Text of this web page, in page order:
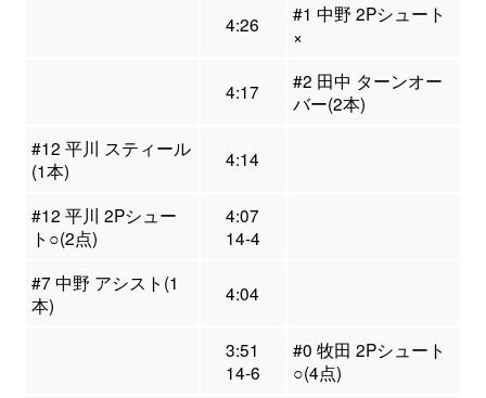
4:26
#1 中野 2Pシュート
×
4:17
#2 田中 ターンオー
バー(2本)
#12 平川 スティール
(1本)
4:14
#12 平川 2Pシュー
ト○(2点)
4:07
14-4
#7 中野 アシスト(1
本)
4:04
3:51
14-6
#0 牧田 2Pシュート
○(4点)